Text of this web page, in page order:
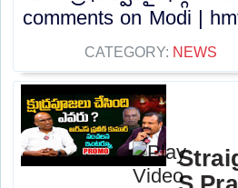
comments on Modi |
CATEGORY: NEWS